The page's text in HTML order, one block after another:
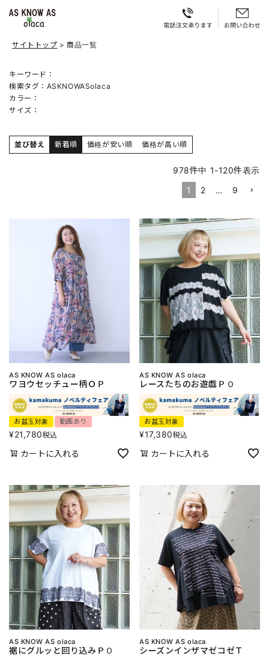
サイトトップ 商品一覧
キーワード：
検索タグ： ASKNOWASolaca
カラー：
サイズ：
並び替え 新着順 価格が安い順 価格が高い順
978件中 1-120件表示
1
2 … 9
AS KNOW AS olaca
ワヨウセッチュー柄ＯＰ
お盆玉対象 動画あり
¥21,780税込
カートに入れる
AS KNOW AS olaca
レースたちのお遊戯ＰＯ
お盆玉対象
¥17,380税込
カートに入れる
AS KNOW AS olaca
裾にグルッと回り込みＰＯ
AS KNOW AS olaca
シーズンインザマゼコゼＴ